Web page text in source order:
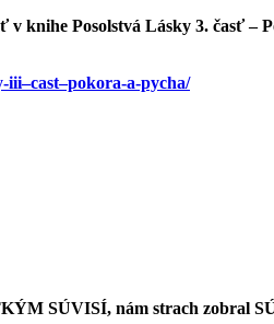
v knihe Posolstvá Lásky 3. časť –
iii–cast–pokora-a-pycha/
SÚVISÍ, nám strach zobral